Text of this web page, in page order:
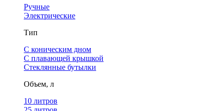
Ручные
Электрические
Тип
С коническим дном
С плавающей крышкой
Стеклянные бутылки
Объем, л
10 литров